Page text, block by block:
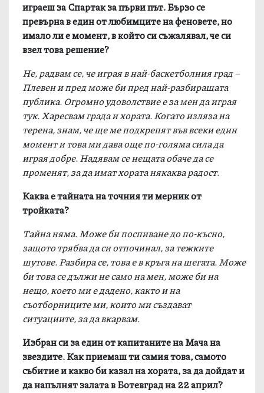
играеш за Спартак за първи път. Бързо се
превърна в един от любимците на феновете, но
имало ли е момент, в който си съжалявал, че си
взел това решение?
Не, радвам се, че играя в най-баскетболния град –
Плевен и пред може би пред най-разбиращата
публика. Огромно удоволствие е за мен да играя
тук. Харесвам града и хората. Когато изляза на
терена, знам, че ще ме подкрепят във всеки един
момент и това ми дава още по-голяма сила да
играя добре. Надявам се нещата обаче да се
променят, за да имат хората някаква радост.
Каква е тайната на точния ти мерник от
тройката?
Тайна няма. Може би поспиване до по-късно,
защото трябва да си отпочинал, за тежките
шутове. Разбира се, това е в кръга на шегата. Може
би това се дължи не само на мен, може би на
нещо, което ми е дадено, както и на
съотборниците ми, които ми създават
ситуациите, за да вкарвам.
Избран си за един от капитаните на Мача на
звездите. Как приемаш ти самия това, самото
събитие и какво би казал на хората, за да дойдат и
да напълнят залата в Ботевград на 22 април?